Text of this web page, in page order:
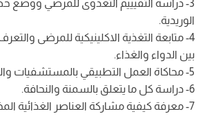
3- دراسة التقيييم التغذوى للمرضي ووضع
الوريدية.
4- متابعة التغذية الاكلينيكية للمرضى
بين الدواء والغذاء.
5- محاكاة العمل التطبيقي بالمستشفيات والمراكز الطبية.
6- دراسة كل ما يتعلق بالسمنة والنحافة.
7- معرفة كيفية مشاركة العناصر الغذائية المختلفة فى بناء الجسم.